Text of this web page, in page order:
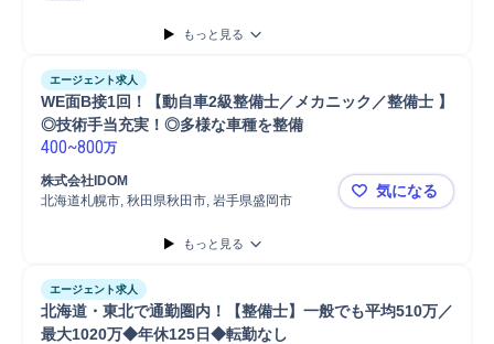
もっと見る
エージェント求人
WE面B接1回！【動自車2級整備士／メカニック／整備士 】
◎技術手当充実！◎多様な車種を整備
400~800万
株式会社IDOM
北海道札幌市, 秋田県秋田市, 岩手県盛岡市
WE面B接1
気になる
もっと見る
エージェント求人
北海道・東北で通勤圏内！【整備士】一般でも平均510万／
最大1020万◆年休125日◆転勤なし